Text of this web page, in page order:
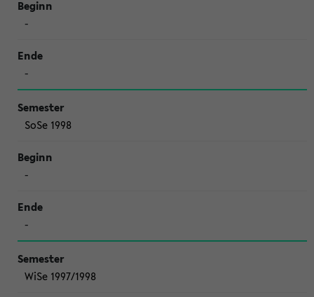
-
-
SoSe 1998
-
-
WiSe 1997/1998